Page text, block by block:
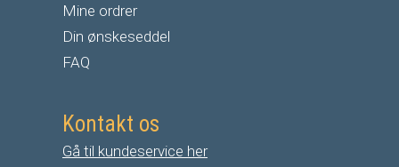
Mine ordrer
Din ønskeseddel
FAQ
Kontakt os
Gå til kundeservice her